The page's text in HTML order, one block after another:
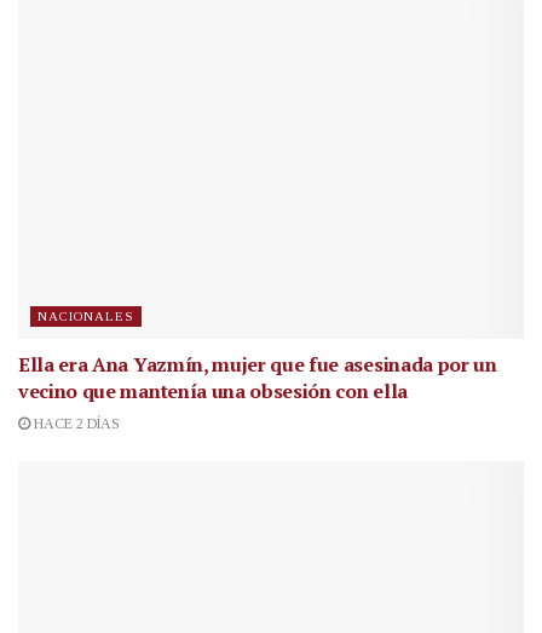
NACIONALES
Ella era Ana Yazmín, mujer que fue asesinada por un
vecino que mantenía una obsesión con ella
HACE 2 DÍAS